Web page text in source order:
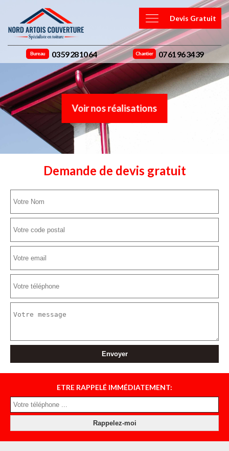
Devis Gratuit
Bureau 03 59 28 10 64 Chantier 07 61 96 34 39
Voir nos réalisations
Demande de devis gratuit
ETRE RAPPELÉ IMMÉDIATEMENT: